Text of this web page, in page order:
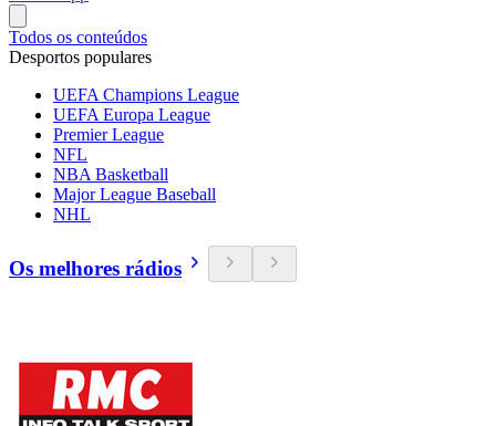
Todos os conteúdos
Desportos populares
UEFA Champions League
UEFA Europa League
Premier League
NFL
NBA Basketball
Major League Baseball
NHL
Os melhores rádios